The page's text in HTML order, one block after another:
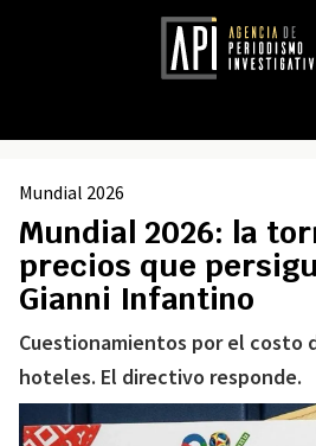
Mundial 2026
Mundial 2026: la
precios que
Gianni Infantino
Cuestionamientos por el costo
hoteles. El directivo responde.